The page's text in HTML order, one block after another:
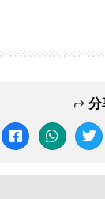
分